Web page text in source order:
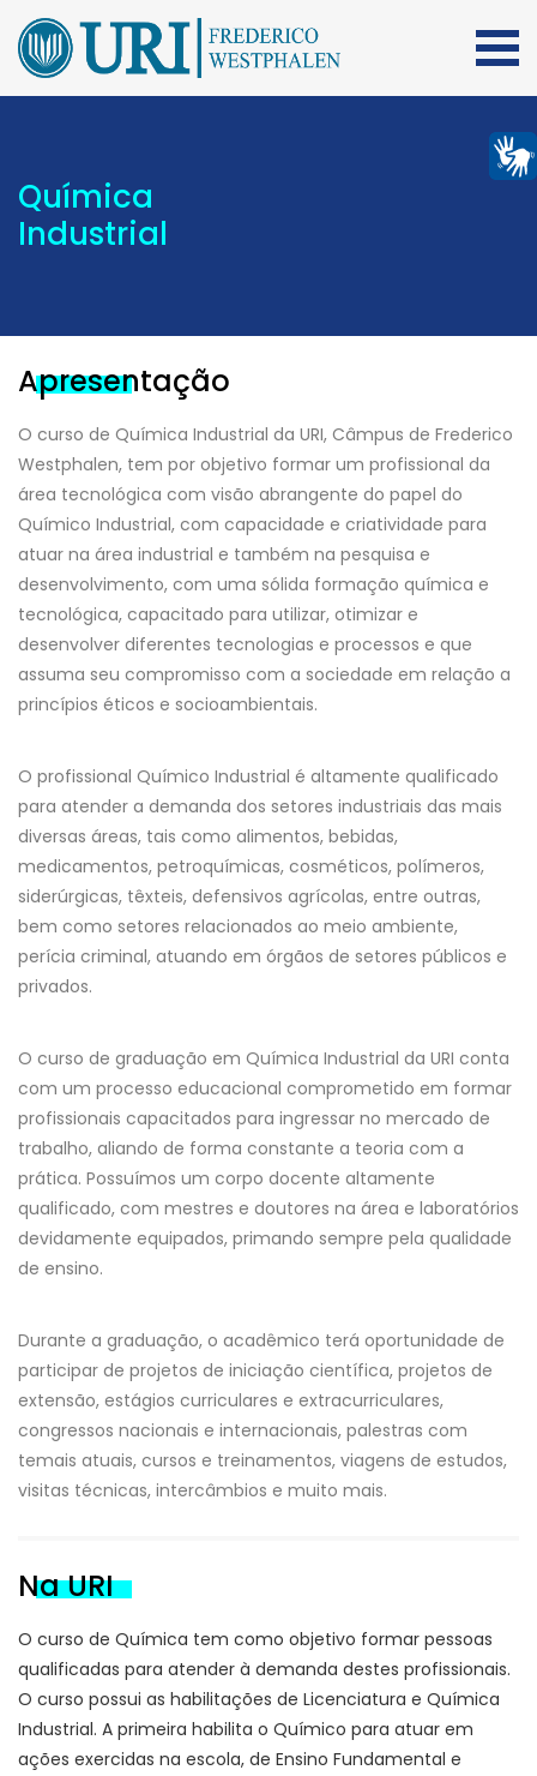
Química
Industrial
Apresentação
O curso de Química Industrial da URI, Câmpus de Frederico
Westphalen, tem por objetivo formar um profissional da
área tecnológica com visão abrangente do papel do
Químico Industrial, com capacidade e criatividade para
atuar na área industrial e também na pesquisa e
desenvolvimento, com uma sólida formação química e
tecnológica, capacitado para utilizar, otimizar e
desenvolver diferentes tecnologias e processos e que
assuma seu compromisso com a sociedade em relação a
princípios éticos e socioambientais.
O profissional Químico Industrial é altamente qualificado
para atender a demanda dos setores industriais das mais
diversas áreas, tais como alimentos, bebidas,
medicamentos, petroquímicas, cosméticos, polímeros,
siderúrgicas, têxteis, defensivos agrícolas, entre outras,
bem como setores relacionados ao meio ambiente,
perícia criminal, atuando em órgãos de setores públicos e
privados.
O curso de graduação em Química Industrial da URI conta
com um processo educacional comprometido em formar
profissionais capacitados para ingressar no mercado de
trabalho, aliando de forma constante a teoria com a
prática. Possuímos um corpo docente altamente
qualificado, com mestres e doutores na área e laboratórios
devidamente equipados, primando sempre pela qualidade
de ensino.
Durante a graduação, o acadêmico terá oportunidade de
participar de projetos de iniciação científica, projetos de
extensão, estágios curriculares e extracurriculares,
congressos nacionais e internacionais, palestras com
temais atuais, cursos e treinamentos, viagens de estudos,
visitas técnicas, intercâmbios e muito mais.
Na URI
O curso de Química tem como objetivo formar pessoas
qualificadas para atender à demanda destes profissionais.
O curso possui as habilitações de Licenciatura e Química
Industrial. A primeira habilita o Químico para atuar em
ações exercidas na escola, de Ensino Fundamental e